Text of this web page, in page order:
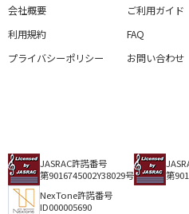
会社概要
利用規約
プライバシーポリシー
ご利用ガイド
FAQ
お問い合わせ
JASRAC許諾番号
第9016745002Y38029号
第
NexTone許諾番号
ID000005690